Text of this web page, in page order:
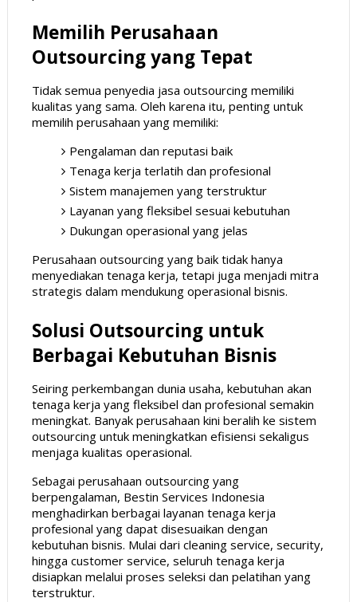
Memilih Perusahaan
Outsourcing yang Tepat
Tidak semua penyedia jasa outsourcing memiliki
kualitas yang sama. Oleh karena itu, penting untuk
memilih perusahaan yang memiliki:
Pengalaman dan reputasi baik
Tenaga kerja terlatih dan profesional
Sistem manajemen yang terstruktur
Layanan yang fleksibel sesuai kebutuhan
Dukungan operasional yang jelas
Perusahaan outsourcing yang baik tidak hanya
menyediakan tenaga kerja, tetapi juga menjadi mitra
strategis dalam mendukung operasional bisnis.
Solusi Outsourcing untuk
Berbagai Kebutuhan Bisnis
Seiring perkembangan dunia usaha, kebutuhan akan
tenaga kerja yang fleksibel dan profesional semakin
meningkat. Banyak perusahaan kini beralih ke sistem
outsourcing untuk meningkatkan efisiensi sekaligus
menjaga kualitas operasional.
Sebagai perusahaan outsourcing yang
berpengalaman, Bestin Services Indonesia
menghadirkan berbagai layanan tenaga kerja
profesional yang dapat disesuaikan dengan
kebutuhan bisnis. Mulai dari cleaning service, security,
hingga customer service, seluruh tenaga kerja
disiapkan melalui proses seleksi dan pelatihan yang
terstruktur.